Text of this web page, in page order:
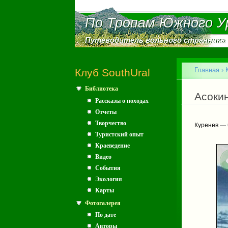
По Тропам Южного
По Тропам Южного
Путеводитель вольного странника
Путеводитель вольного странника
Клуб SouthUral
Библиотека
Рассказы о походах
Отчеты
Творчество
Туристский опыт
Краеведение
Видео
События
Экология
Карты
Фотогалерея
По дате
Авторы
Вы
Главная ›
Куренев —